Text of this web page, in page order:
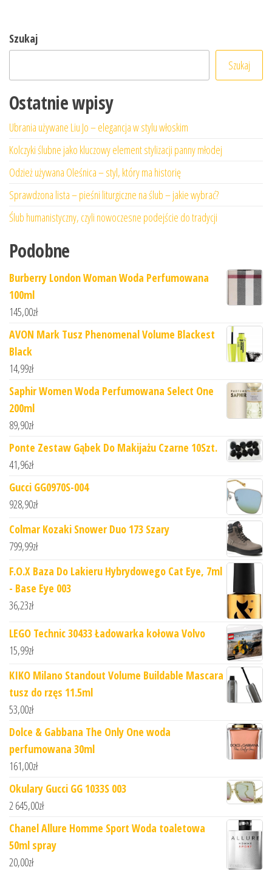
Szukaj
Szukaj
Ostatnie wpisy
Ubrania używane Liu Jo – elegancja w stylu włoskim
Kolczyki ślubne jako kluczowy element stylizacji panny młodej
Odzież używana Oleśnica – styl, który ma historię
Sprawdzona lista – pieśni liturgiczne na ślub – jakie wybrać?
Ślub humanistyczny, czyli nowoczesne podejście do tradycji
Podobne
Burberry London Woman Woda Perfumowana
100ml
145,00zł
AVON Mark Tusz Phenomenal Volume Blackest
Black
14,99zł
Saphir Women Woda Perfumowana Select One
200ml
89,90zł
Ponte Zestaw Gąbek Do Makijażu Czarne 10Szt.
41,96zł
Gucci GG0970S-004
928,90zł
Colmar Kozaki Snower Duo 173 Szary
799,99zł
F.O.X Baza Do Lakieru Hybrydowego Cat Eye, 7ml
- Base Eye 003
36,23zł
LEGO Technic 30433 Ładowarka kołowa Volvo
15,99zł
KIKO Milano Standout Volume Buildable Mascara
tusz do rzęs 11.5ml
53,00zł
Dolce & Gabbana The Only One woda
perfumowana 30ml
161,00zł
Okulary Gucci GG 1033S 003
2 645,00zł
Chanel Allure Homme Sport Woda toaletowa
50ml spray
20,00zł